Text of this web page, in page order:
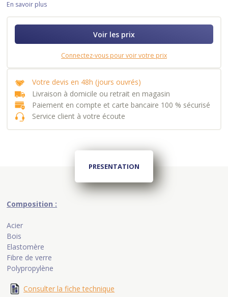
En savoir plus
Voir les prix
Connectez-vous pour voir votre prix
Votre devis en 48h (jours ouvrés)
Livraison à domicile ou retrait en magasin
Paiement en compte et carte bancaire 100 % sécurisé
Service client à votre écoute
PRESENTATION
Composition :
Acier
Bois
Elastomère
Fibre de verre
Polypropylène
Consulter la fiche technique